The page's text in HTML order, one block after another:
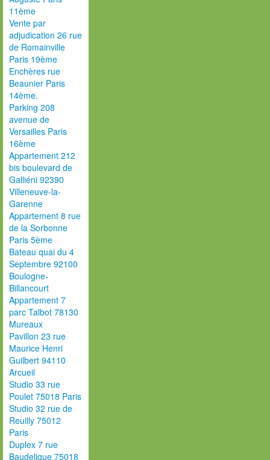
11ème
Vente par
adjudication 26 rue
de Romainville
Paris 19ème
Enchères rue
Beaunier Paris
14ème.
Parking 208
avenue de
Versailles Paris
16ème
Appartement 212
bis boulevard de
Galliéni 92390
Villeneuve-la-
Garenne
Appartement 8 rue
de la Sorbonne
Paris 5ème
Bateau quai du 4
Septembre 92100
Boulogne-
Billancourt
Appartement 7
parc Talbot 78130
Mureaux
Pavillon 23 rue
Maurice Henri
Guilbert 94110
Arcueil
Studio 33 rue
Poulet 75018 Paris
Studio 32 rue de
Reuilly 75012
Paris
Duplex 7 rue
Baudelique 75018